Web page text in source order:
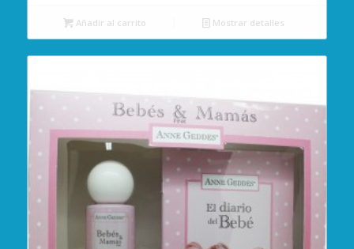
Añadir al carrito Mostrar detalles